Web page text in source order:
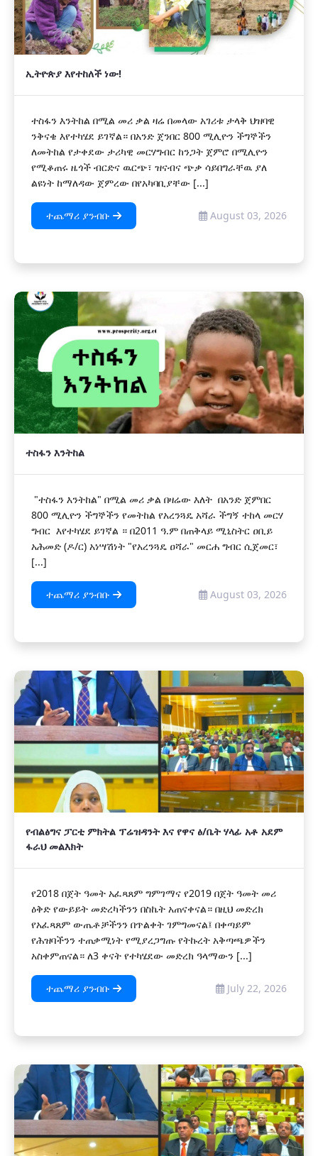
ኢትዮጵያ እየተከለች ነው!
ተስፋን እንትከል በሚል መሪ ቃል ዛሬ በመላው አገሪቱ ታላቅ ህዝባዊ
ንቅናቄ እየተካሄደ ይገኛል። በአንድ ጀንበር 800 ሚሊዮን ችግኞችን
ለመትከል የታቀደው ታሪካዊ መርሃግብር ከንጋት ጀምሮ በሚሊዮን
የሚቆጠሩ ዜጎች ብርድና ዉርጭ፣ ዝናብና ጭቃ ሳይበግራቸዉ ያለ
ልዩነት ከማለዳው ጀምረው በየአካባቢያቸው [...]
ተጨማሪ ያንብቡ August 03, 2026
ተስፋን እንትከል
"ተስፋን እንትከል" በሚል መሪ ቃል በዛሬው እለት በአንድ ጀምበር
800 ሚሊዮን ችግኞችን የመትከል የአረንጓዴ አሻራ ችግኝ ተከላ መርሃ
ግብር እየተካሄደ ይገኛል ። በ2011 ዓ.ም በጠቅላይ ሚኒስትር ዐቢይ
አሕመድ (ዶ/ር) አነሣሽነት "የአረንጓዴ ዐሻራ" መርሐ ግብር ሲጀመር፣
[...]
ተጨማሪ ያንብቡ August 03, 2026
የብልፅግና ፓርቲ ምክትል ፕሬዝዳንት እና የዋና ፅ/ቤት ሃላፊ አቶ አደም
ፋራህ መልእክት
የ2018 በጀት ዓመት አፈጻጸም ግምገማና የ2019 በጀት ዓመት መሪ
ዕቅድ የውይይት መድረካችንን በስኬት አጠናቀናል። በዚህ መድረክ
የአፈጻጸም ውጤቶቻችንን በጥልቀት ገምግመናል፤ በቀጣይም
የሕዝባችንን ተጠቃሚነት የሚያረጋግጡ የትኩረት አቅጣጫዎችን
አስቀምጠናል። ለ3 ቀናት የተካሄደው መድረክ ዓላማውን [...]
ተጨማሪ ያንብቡ July 22, 2026